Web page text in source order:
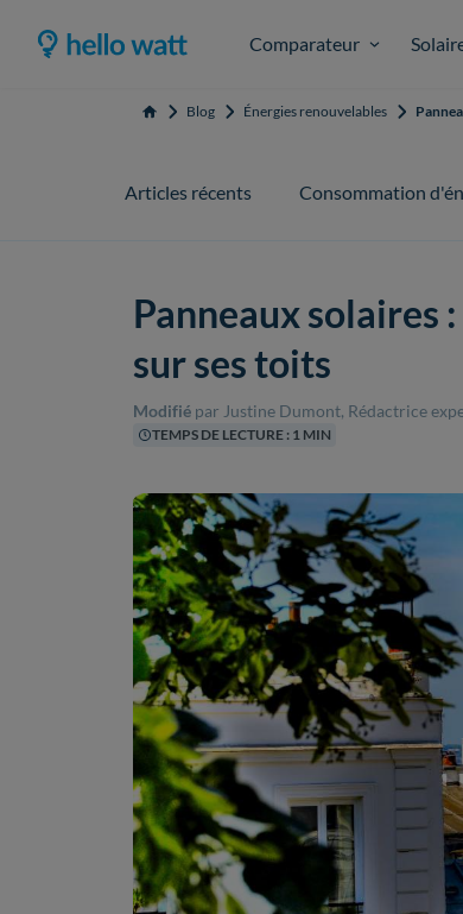
Comparateur
Accueil Blog Énergies renouvelables
Articles récents Consommation
Panneaux solaires
sur ses toits
Modifié par Justine Dumont, Rédactrice
TEMPS DE LECTURE : 1 MIN